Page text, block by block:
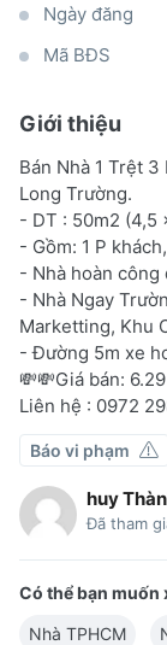
Ngày đăng
Mã BĐS
Giới thiệu
Bán Nhà 1 Trệt 3
Long Trường.
- DT : 50m2 (4,5
- Gồm: 1 P
- Nhà hoàn công
- Nhà Ngay
Marketting, Khu
- Đường 5m xe
💸💸Giá bán:
Liên hệ : 0972
Báo vi phạm
huy
Đã tham
Có thể bạn muốn
Nhà TPHCM